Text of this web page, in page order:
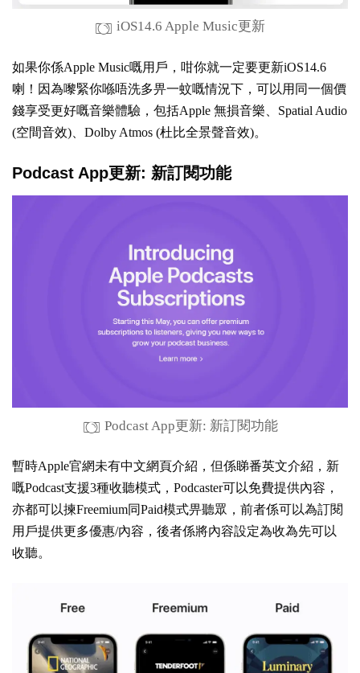
iOS14.6 Apple Music更新
如果你係Apple Music嘅用戶，咁你就一定要更新iOS14.6
喇！因為嚟緊你喺唔洗多畀一蚊嘅情況下，可以用同一個價
錢享受更好嘅音樂體驗，包括Apple 無損音樂、Spatial Audio
(空間音效)、Dolby Atmos (杜比全景聲音效)。
Podcast App更新: 新訂閱功能
Podcast App更新: 新訂閱功能
暫時Apple官網未有中文網頁介紹，但係睇番英文介紹，新
嘅Podcast支援3種收聽模式，Podcaster可以免費提供內容，
亦都可以揀Freemium同Paid模式畀聽眾，前者係可以為訂閱
用戶提供更多優惠/內容，後者係將內容設定為收為先可以
收聽。